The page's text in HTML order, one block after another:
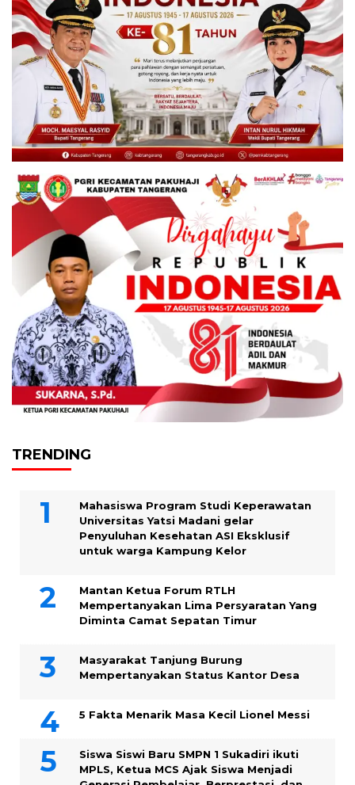
TRENDING
Mahasiswa Program Studi Keperawatan
Universitas Yatsi Madani gelar
Penyuluhan Kesehatan ASI Eksklusif
untuk warga Kampung ‎Kelor
Mantan Ketua Forum RTLH
Mempertanyakan Lima Persyaratan Yang
Diminta Camat Sepatan Timur
Masyarakat Tanjung Burung
Mempertanyakan Status Kantor Desa
5 Fakta Menarik Masa Kecil Lionel Messi
Siswa Siswi Baru SMPN 1 Sukadiri ikuti
MPLS, Ketua MCS Ajak Siswa Menjadi